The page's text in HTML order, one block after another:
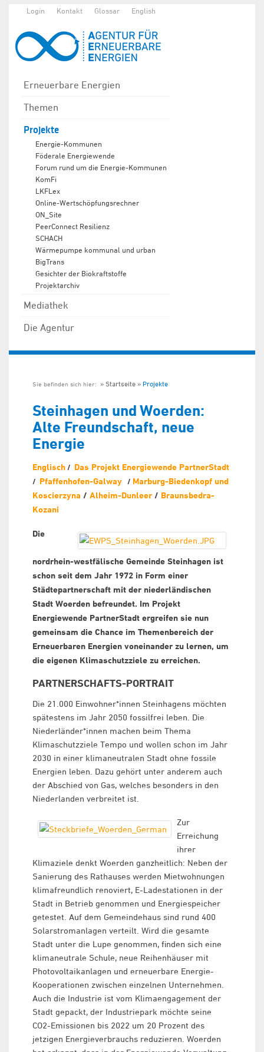
Login Kontakt Glossar English
Erneuerbare Energien
Themen
Projekte
Energie-Kommunen
Föderale Energiewende
Forum rund um die Energie-Kommunen
KomFi
LKFLex
Online-Wertschöpfungsrechner
ON_Site
PeerConnect Resilienz
SCHACH
Wärmepumpe kommunal und urban
BigTrans
Gesichter der Biokraftstoffe
Projektarchiv
Mediathek
Die Agentur
Sie befinden sich hier: Startseite Projekte
Steinhagen und Woerden:
Alte Freundschaft, neue
Energie
Englisch / Das Projekt Energiewende PartnerStadt
/ Pfaffenhofen-Galway / Marburg-Biedenkopf und
Koscierzyna / Alheim-Dunleer/ Braunsbedra-
Kozani
Die
nordrhein-westfälische Gemeinde Steinhagen ist
schon seit dem Jahr 1972 in Form einer
Städtepartnerschaft mit der niederländischen
Stadt Woerden befreundet. Im Projekt
Energiewende PartnerStadt ergreifen sie nun
gemeinsam die Chance im Themenbereich der
Erneuerbaren Energien voneinander zu lernen, um
die eigenen Klimaschutzziele zu erreichen.
PARTNERSCHAFTS-PORTRAIT
Die 21.000 Einwohner*innen Steinhagens möchten
spätestens im Jahr 2050 fossilfrei leben. Die
Niederländer*innen machen beim Thema
Klimaschutzziele Tempo und wollen schon im Jahr
2030 in einer klimaneutralen Stadt ohne fossile
Energien leben. Dazu gehört unter anderem auch
der Abschied von Gas, welches besonders in den
Niederlanden verbreitet ist.
Zur
Erreichung
ihrer
Klimaziele denkt Woerden ganzheitlich: Neben der
Sanierung des Rathauses werden Mietwohnungen
klimafreundlich renoviert, E-Ladestationen in der
Stadt in Betrieb genommen und Energiespeicher
getestet. Auf dem Gemeindehaus sind rund 400
Solarstromanlagen verteilt. Wird die gesamte
Stadt unter die Lupe genommen, finden sich eine
klimaneutrale Schule, neue Reihenhäuser mit
Photovoltaikanlagen und erneuerbare Energie-
Kooperationen zwischen einzelnen Unternehmen.
Auch die Industrie ist vom Klimaengagement der
Stadt gepackt, der Industriepark möchte seine
CO2-Emissionen bis 2022 um 20 Prozent des
jetzigen Energieverbrauchs reduzieren. Woerden